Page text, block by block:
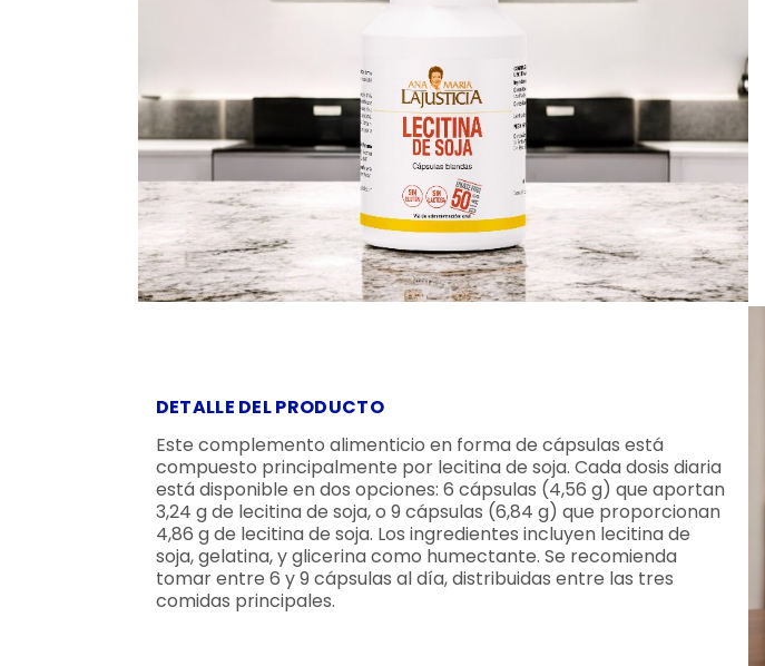
DETALLE DEL PRODUCTO
Este complemento alimenticio en forma de cápsulas está
compuesto principalmente por lecitina de soja. Cada dosis diaria
está disponible en dos opciones: 6 cápsulas (4,56 g) que aportan
3,24 g de lecitina de soja, o 9 cápsulas (6,84 g) que proporcionan
4,86 g de lecitina de soja. Los ingredientes incluyen lecitina de
soja, gelatina, y glicerina como humectante. Se recomienda
tomar entre 6 y 9 cápsulas al día, distribuidas entre las tres
comidas principales.